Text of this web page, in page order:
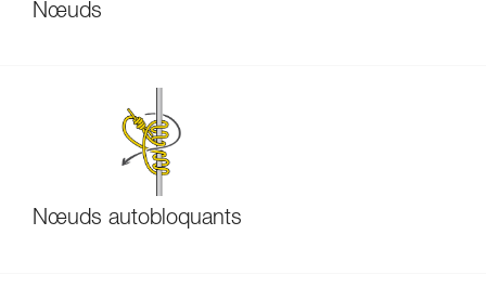
Nœuds
Nœuds autobloquants